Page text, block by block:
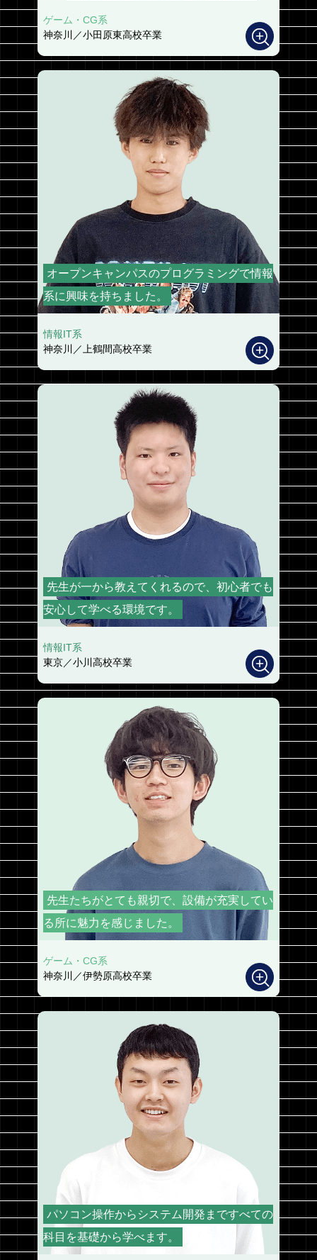
ゲーム・CG系
神奈川／小田原東高校卒業
オープンキャンパスのプログラミングで情報
系に興味を持ちました。
情報IT系
神奈川／上鶴間高校卒業
先生が一から教えてくれるので、初心者でも
安心して学べる環境です。
情報IT系
東京／小川高校卒業
先生たちがとても親切で、設備が充実してい
る所に魅力を感じました。
ゲーム・CG系
神奈川／伊勢原高校卒業
パソコン操作からシステム開発まですべての
科目を基礎から学べます。